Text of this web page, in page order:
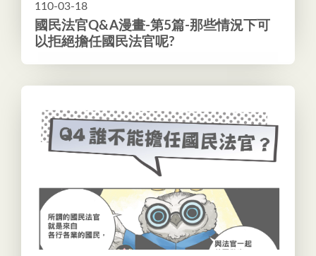
110-03-18
國民法官Q&A漫畫-第5篇-那些情況下可
以拒絕擔任國民法官呢?